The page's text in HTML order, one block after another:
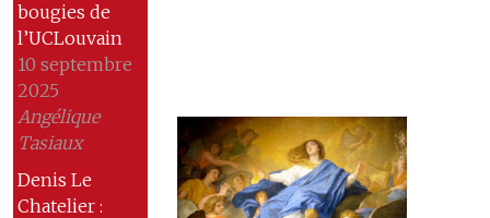
bougies de
l’UCLouvain
10 septembre
2025
Angélique
Tasiaux
Denis Le
Chatelier :